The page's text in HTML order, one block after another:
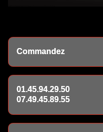
Commandez
01.45.94.29.50
07.49.45.89.55